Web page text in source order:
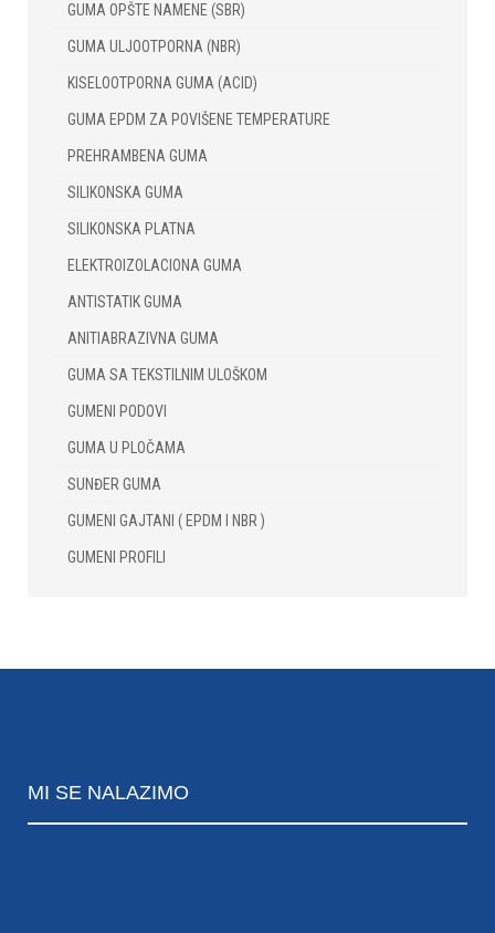
GUMA OPŠTE NAMENE (SBR)
GUMA ULJOOTPORNA (NBR)
KISELOOTPORNA GUMA (ACID)
GUMA EPDM ZA POVIŠENE TEMPERATURE
PREHRAMBENA GUMA
SILIKONSKA GUMA
SILIKONSKA PLATNA
ELEKTROIZOLACIONA GUMA
ANTISTATIK GUMA
ANITIABRAZIVNA GUMA
GUMA SA TEKSTILNIM ULOŠKOM
GUMENI PODOVI
GUMA U PLOČAMA
SUNĐER GUMA
GUMENI GAJTANI ( EPDM I NBR )
GUMENI PROFILI
MI SE NALAZIMO